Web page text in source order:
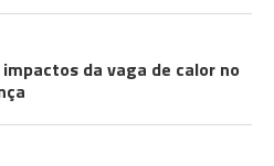
da vaga de calor no